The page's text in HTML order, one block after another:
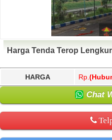
Harga Tenda Terop
HARGA Rp.
Chat